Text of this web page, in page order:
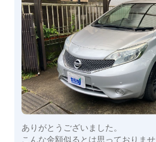
ありがとうございました。
こんな金額似るとは思っておりま